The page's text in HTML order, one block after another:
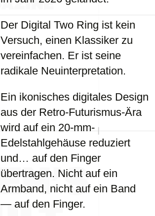
Der Digital Two Ring ist kein
Versuch, einen Klassiker zu
vereinfachen. Er ist seine
radikale Neuinterpretation.
Ein ikonisches digitales Design
aus der Retro-Futurismus-Ära
wird auf ein 20-mm-
Edelstahlgehäuse reduziert
und… auf den Finger
übertragen. Nicht auf ein
Armband, nicht auf ein Band
— auf den Finger.